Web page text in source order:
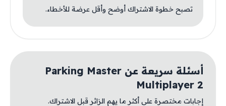
تصبح خطوة الاشتراك أوضح وأقل عرضة للأخطاء.
أسئلة سريعة عن Parking Master
Multiplayer 2
إجابات مختصرة على أكثر ما يهم الزائر قبل الاشتراك.